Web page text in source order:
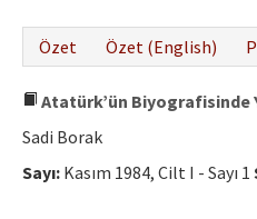
Hakem Rehberi
Özet
Özet (English)
Atatürk’ün Biyografisinde
Sadi Borak
Sayı: Kasım 1984, Cilt I - Sayı 1